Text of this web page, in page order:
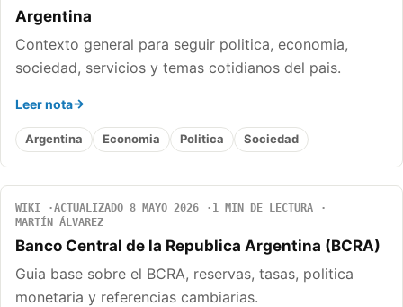
Argentina
Contexto general para seguir politica, economia,
sociedad, servicios y temas cotidianos del pais.
Leer nota
Argentina Economia Politica Sociedad
WIKI ACTUALIZADO 8 MAYO 2026
1 MIN DE LECTURA
MARTÍN ÁLVAREZ
Banco Central de la Republica Argentina (BCRA)
Guia base sobre el BCRA, reservas, tasas, politica
monetaria y referencias cambiarias.